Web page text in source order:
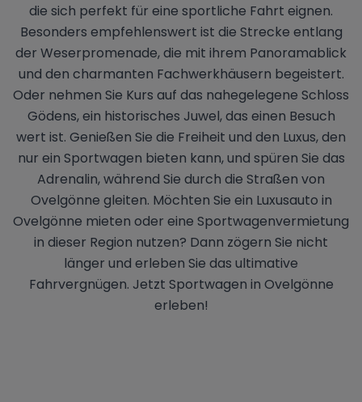
die sich perfekt für eine sportliche Fahrt eignen.
Besonders empfehlenswert ist die Strecke entlang
der Weserpromenade, die mit ihrem Panoramablick
und den charmanten Fachwerkhäusern begeistert.
Oder nehmen Sie Kurs auf das nahegelegene Schloss
Gödens, ein historisches Juwel, das einen Besuch
wert ist. Genießen Sie die Freiheit und den Luxus, den
nur ein Sportwagen bieten kann, und spüren Sie das
Adrenalin, während Sie durch die Straßen von
Ovelgönne gleiten. Möchten Sie ein Luxusauto in
Ovelgönne mieten oder eine Sportwagenvermietung
in dieser Region nutzen? Dann zögern Sie nicht
länger und erleben Sie das ultimative
Fahrvergnügen. Jetzt Sportwagen in Ovelgönne
erleben!